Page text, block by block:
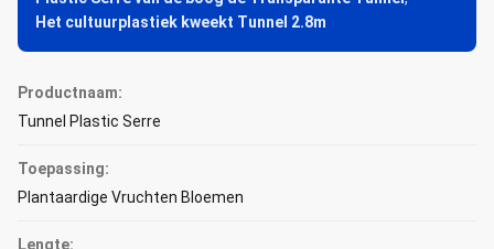
Het cultuurplastiek kweekt Tunnel 2.8m
Productnaam:
Tunnel Plastic Serre
Toepassing:
Plantaardige Vruchten Bloemen
Lengte: